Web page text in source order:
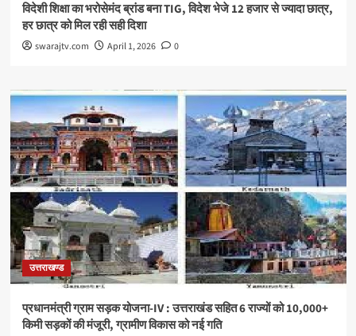
विदेशी शिक्षा का भरोसेमंद ब्रांड बना TIG, विदेश भेजे 12 हजार से ज्यादा छात्र,
हर छात्र को मिल रही सही दिशा
swarajtv.com April 1, 2026 0
उत्तराखण्ड
प्रधानमंत्री ग्राम सड़क योजना-IV : उत्तराखंड सहित 6 राज्यों को 10,000+
किमी सड़कों की मंजूरी, ग्रामीण विकास को नई गति